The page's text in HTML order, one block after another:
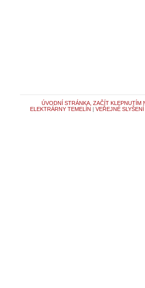
ÚVODNÍ STRÁNKA, ZAČÍT KLEPNUTÍM
ELEKTRÁRNY TEMELÍN | VEŘEJNÉ